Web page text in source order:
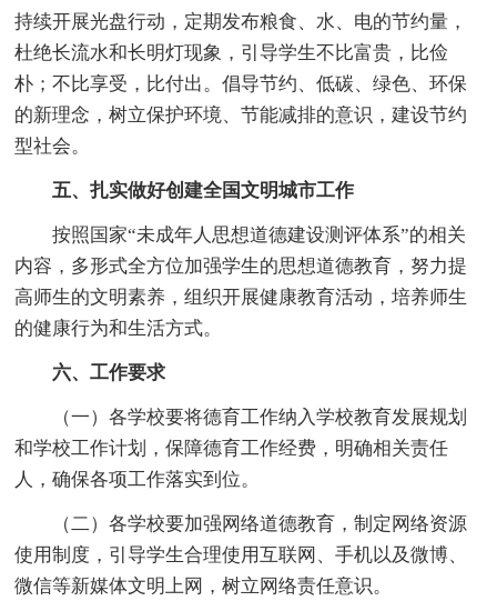
持续开展光盘行动，定期发布粮食、水、电的节约量，
杜绝长流水和长明灯现象，引导学生不比富贵，比俭
朴；不比享受，比付出。倡导节约、低碳、绿色、环保
的新理念，树立保护环境、节能减排的意识，建设节约
型社会。
五、扎实做好创建全国文明城市工作
按照国家“未成年人思想道德建设测评体系”的相关
内容，多形式全方位加强学生的思想道德教育，努力提
高师生的文明素养，组织开展健康教育活动，培养师生
的健康行为和生活方式。
六、工作要求
（一）各学校要将德育工作纳入学校教育发展规划
和学校工作计划，保障德育工作经费，明确相关责任
人，确保各项工作落实到位。
（二）各学校要加强网络道德教育，制定网络资源
使用制度，引导学生合理使用互联网、手机以及微博、
微信等新媒体文明上网，树立网络责任意识。